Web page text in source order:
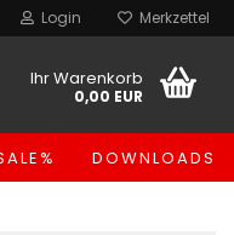
Login Merkzettel
Ihr Warenkorb
0,00 EUR
DOWNLOADS